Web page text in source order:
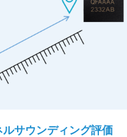
サウンディング評価